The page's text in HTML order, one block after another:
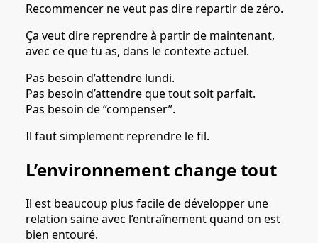
Recommencer ne veut pas dire repartir de zéro.
Ça veut dire reprendre à partir de maintenant,
avec ce que tu as, dans le contexte actuel.
Pas besoin d’attendre lundi.
Pas besoin d’attendre que tout soit parfait.
Pas besoin de “compenser”.
Il faut simplement reprendre le fil.
L’environnement change tout
Il est beaucoup plus facile de développer une
relation saine avec l’entraînement quand on est
bien entouré.